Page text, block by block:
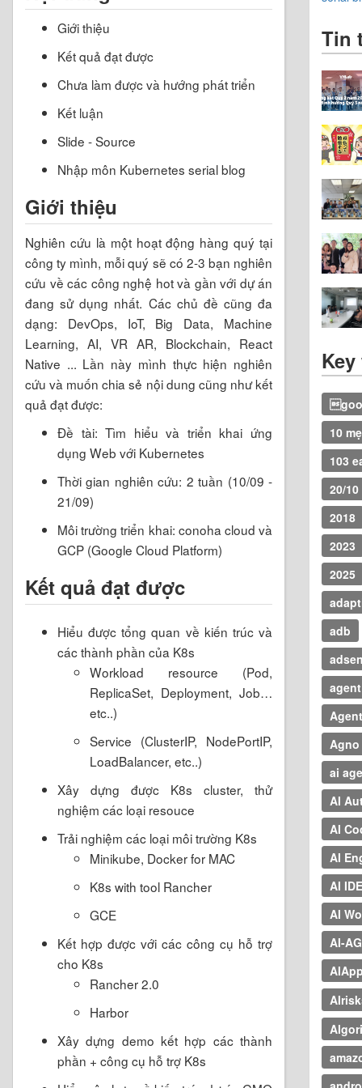
Giới thiệu
Kết quả đạt được
Chưa làm được và hướng phát triển
Kết luận
Slide - Source
Nhập môn Kubernetes serial blog
Giới thiệu
Nghiên cứu là một hoạt động hàng quý tại
công ty mình, mỗi quý sẽ có 2-3 bạn nghiên
cứu về các công nghệ hot và gần với dự án
đang sử dụng nhất. Các chủ đề cũng đa
dạng: DevOps, IoT, Big Data, Machine
Learning, AI, VR AR, Blockchain, React
Native ... Lần này mình thực hiện nghiên
cứu và muốn chia sẻ nội dung cũng như kết
quả đạt được:
Đề tài: Tìm hiểu và triển khai ứng
dụng Web với Kubernetes
Thời gian nghiên cứu: 2 tuần (10/09 -
21/09)
Môi trường triển khai: conoha cloud và
GCP (Google Cloud Platform)
Kết quả đạt được
Hiểu được tổng quan về kiến trúc và
các thành phần của K8s
Workload resource (Pod,
ReplicaSet, Deployment, Job…
etc..)
Service (ClusterIP, NodePortIP,
LoadBalancer, etc..)
Xây dựng được K8s cluster, thử
nghiệm các loại resouce
Trải nghiệm các loại môi trường K8s
Minikube, Docker for MAC
K8s with tool Rancher
GCE
Kết hợp được với các công cụ hỗ trợ
cho K8s
Rancher 2.0
Harbor
Xây dựng demo kết hợp các thành
phần + công cụ hỗ trợ K8s
Tin
10
103
20/10
2018
2023
2025
adb
Agno
ai
AI
AI
AI
AI IDE
AI
AI-